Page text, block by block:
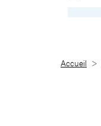
Recherche
Accueil